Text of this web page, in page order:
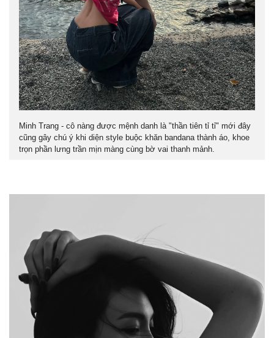
Minh Trang - cô nàng được mệnh danh là "thần tiên tỉ tỉ" mới đây
cũng gây chú ý khi diện style buộc khăn bandana thành áo, khoe
trọn phần lưng trần mịn màng cùng bờ vai thanh mảnh.